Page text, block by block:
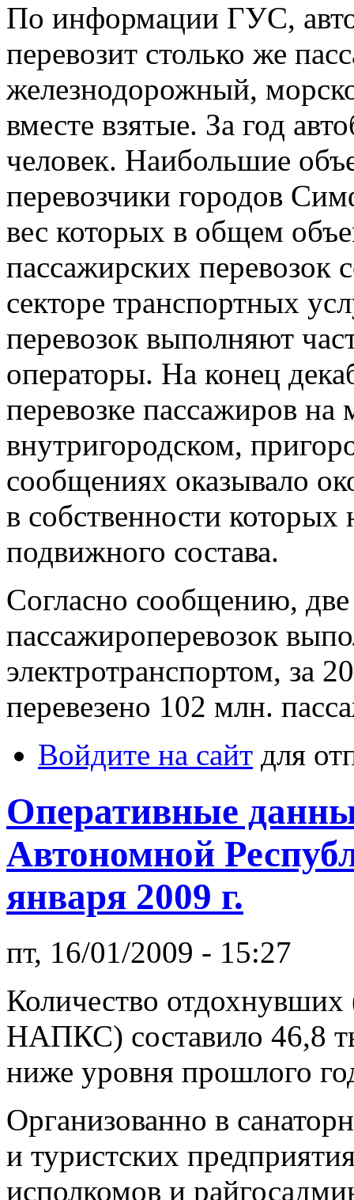
По информации ГУС,
перевозит столько же
железнодорожный,
вместе взятые. За год
человек. Наибольшие
перевозчики городов
вес которых в общем
пассажирских перевозок
секторе транспортных
перевозок выполняют
операторы. На конец
перевозке пассажиров на
внутригородском,
сообщениях оказывало
в собственности
подвижного состава.
Согласно сообщению,
пассажироперевозок
электротранспортом, за
перевезено 102 млн.
Войдите на сайт для
Оперативные
Автономной
января 2009 г.
пт, 16/01/2009 - 15:27
Количество отдохнувших
НАПКС) составило 46,8
ниже уровня прошлого
Организованно в
и туристских
исполкомов и